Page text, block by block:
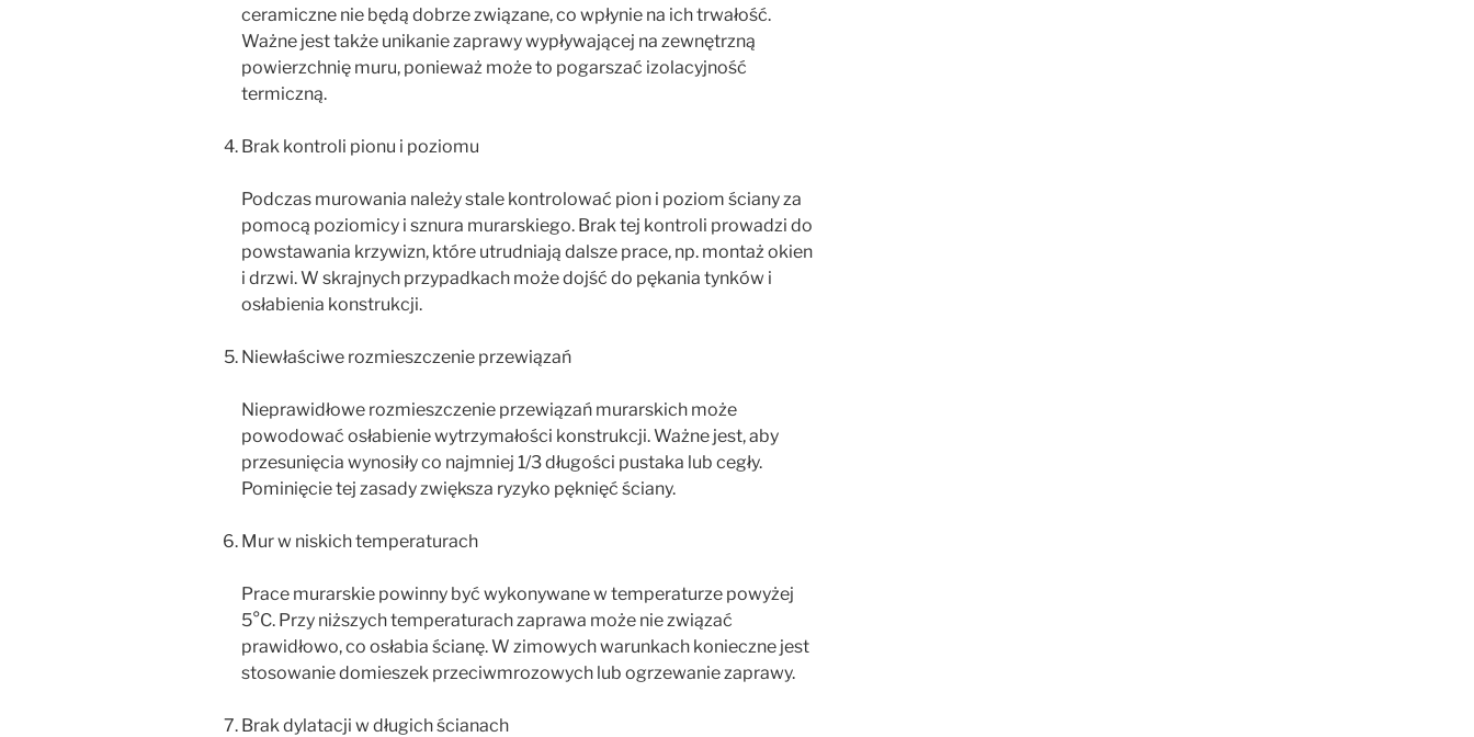
ceramiczne nie będą dobrze związane, co wpłynie na ich trwałość.
Ważne jest także unikanie zaprawy wypływającej na zewnętrzną
powierzchnię muru, ponieważ może to pogarszać izolacyjność
termiczną.
Brak kontroli pionu i poziomu
Podczas murowania należy stale kontrolować pion i poziom ściany za
pomocą poziomicy i sznura murarskiego. Brak tej kontroli prowadzi do
powstawania krzywizn, które utrudniają dalsze prace, np. montaż okien
i drzwi. W skrajnych przypadkach może dojść do pękania tynków i
osłabienia konstrukcji.
Niewłaściwe rozmieszczenie przewiązań
Nieprawidłowe rozmieszczenie przewiązań murarskich może
powodować osłabienie wytrzymałości konstrukcji. Ważne jest, aby
przesunięcia wynosiły co najmniej 1/3 długości pustaka lub cegły.
Pominięcie tej zasady zwiększa ryzyko pęknięć ściany.
Mur w niskich temperaturach
Prace murarskie powinny być wykonywane w temperaturze powyżej
5°C. Przy niższych temperaturach zaprawa może nie związać
prawidłowo, co osłabia ścianę. W zimowych warunkach konieczne jest
stosowanie domieszek przeciwmrozowych lub ogrzewanie zaprawy.
Brak dylatacji w długich ścianach